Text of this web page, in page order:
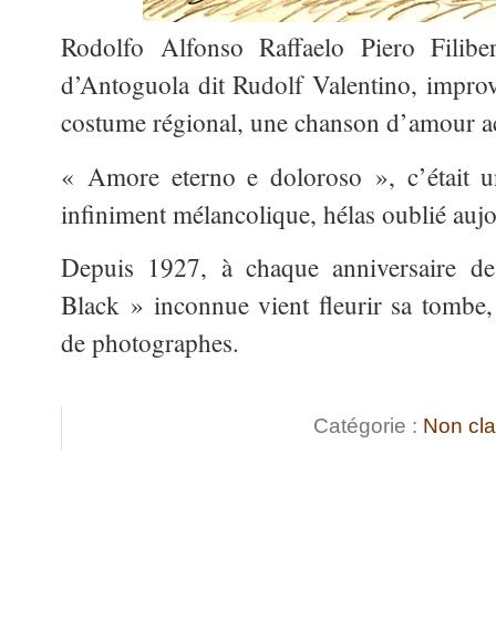
Rodolfo Alfonso Raffaelo Piero
d’Antoguola dit Rudolf Valentino,
costume régional, une chanson d’amour
« Amore eterno e doloroso », c’était
infiniment mélancolique, hélas oublié
Depuis 1927, à chaque anniversaire
Black » inconnue vient fleurir sa
de photographes.
Catégorie : Non